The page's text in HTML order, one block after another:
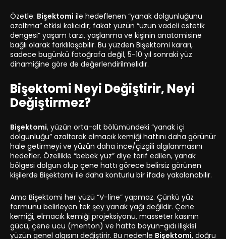
Özetle: Bişektomi ile hedeflenen “yanak dolgunluğunu
azaltma” etkisi kalıcıdır; fakat yüzün “uzun vadeli estetik
dengesi” yaşam tarzı, yaşlanma ve kişinin anatomisine
bağlı olarak farklılaşabilir. Bu yüzden Bişektomi kararı,
sadece bugünkü fotoğrafa değil, 5-10 yıl sonraki yüz
dinamiğine göre de değerlendirilmelidir.
Bişektomi Neyi Değiştirir, Neyi
Değiştirmez?
Bişektomi, yüzün orta-alt bölümündeki “yanak içi
dolgunluğu” azaltarak elmacık kemiği hattını daha görünür
hale getirmeyi ve yüzün daha ince/çizgili algılanmasını
hedefler. Özellikle “bebek yüz” diye tarif edilen, yanak
bölgesi dolgun olup çene hattı görece belirsiz görünen
kişilerde Bişektomi ile daha konturlu bir ifade yakalanabilir.
Ama Bişektomi her yüzü “V-line” yapmaz. Çünkü yüz
formunu belirleyen tek şey yanak yağı değildir. Çene
kemiği, elmacık kemiği projeksiyonu, masseter kasının
gücü, çene ucu (menton) ve hatta boyun-gıdı ilişkisi
yüzün genel algısını değiştirir. Bu nedenle Bişektomi, doğru